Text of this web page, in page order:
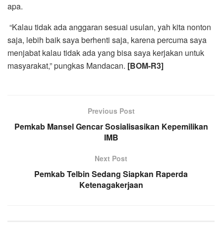
apa.
“Kalau tidak ada anggaran sesuai usulan, yah kita nonton
saja, lebih baik saya berhenti saja, karena percuma saya
menjabat kalau tidak ada yang bisa saya kerjakan untuk
masyarakat,” pungkas Mandacan. [BOM-R3]
Previous Post
Pemkab Mansel Gencar Sosialisasikan Kepemilikan
IMB
Next Post
Pemkab Telbin Sedang Siapkan Raperda
Ketenagakerjaan